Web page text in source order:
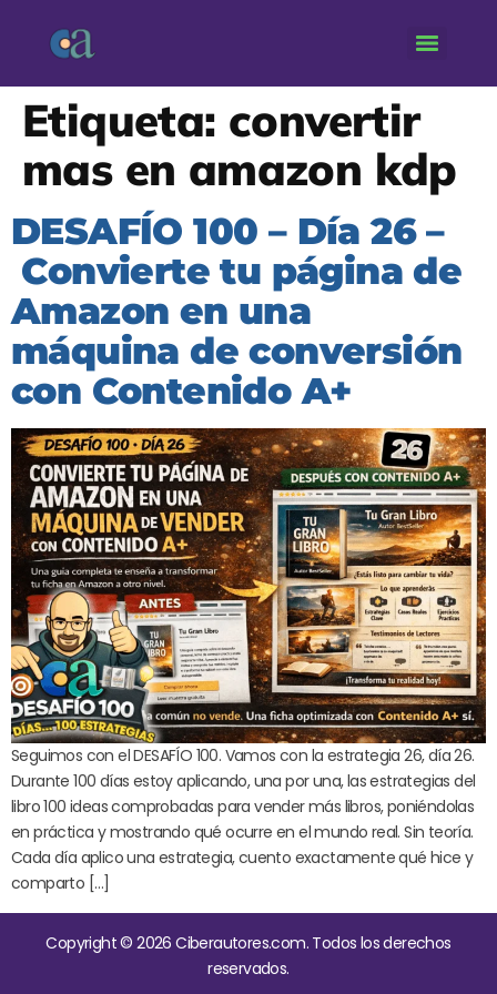
Etiqueta: convertir
mas en amazon kdp
DESAFÍO 100 – Día 26 –
Convierte tu página de
Amazon en una
máquina de conversión
con Contenido A+
Seguimos con el DESAFÍO 100. Vamos con la estrategia 26, día 26.
Durante 100 días estoy aplicando, una por una, las estrategias del
libro 100 ideas comprobadas para vender más libros, poniéndolas
en práctica y mostrando qué ocurre en el mundo real. Sin teoría.
Cada día aplico una estrategia, cuento exactamente qué hice y
comparto […]
Copyright © 2026 Ciberautores.com. Todos los derechos
reservados.